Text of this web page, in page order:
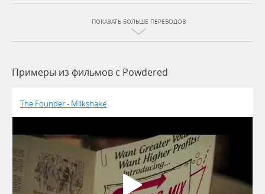
ПОКАЗАТЬ БОЛЬШЕ ПЕРЕВОДОВ
Примеры из фильмов c Powdered
The Founder - Milkshake